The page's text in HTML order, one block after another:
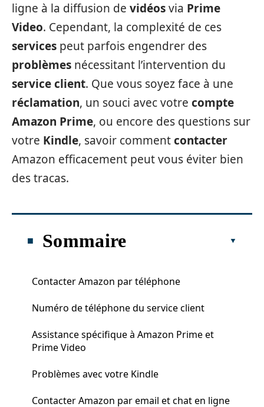
ligne à la diffusion de vidéosvia Prime
Video. Cependant, la complexité de ces
services peut parfois engendrer des
problèmes nécessitant l’intervention du
service client. Que vous soyez face à une
réclamation, un souci avec votre compte
Amazon Prime, ou encore des questions sur
votre Kindle, savoir commentcontacter
Amazon efficacement peut vous éviter bien
des tracas.
Sommaire
Contacter Amazon par téléphone
Numéro de téléphone du service client
Assistance spécifique à Amazon Prime et
Prime Video
Problèmes avec votre Kindle
Contacter Amazon par email et chat en ligne